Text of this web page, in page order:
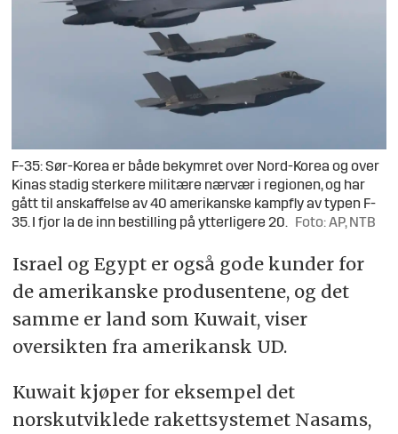
F-35: Sør-Korea er både bekymret over Nord-Korea og over
Kinas stadig sterkere militære nærvær i regionen, og har
gått til anskaffelse av 40 amerikanske kampfly av typen F-
35. I fjor la de inn bestilling på ytterligere 20.
Foto: AP, NTB
Israel og Egypt er også gode kunder for
de amerikanske produsentene, og det
samme er land som Kuwait, viser
oversikten fra amerikansk UD.
Kuwait kjøper for eksempel det
norskutviklede rakettsystemet Nasams,